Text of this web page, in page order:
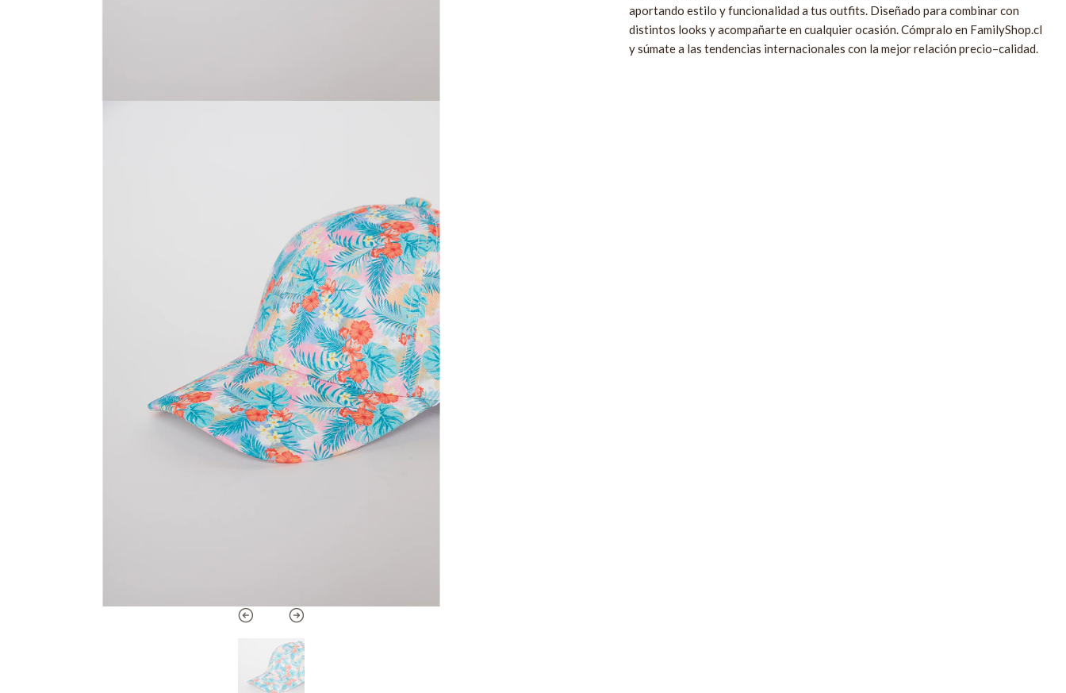
aportando estilo y funcionalidad a tus outfits. Diseñado para combinar con
distintos looks y acompañarte en cualquier ocasión. Cómpralo en FamilyShop.cl
y súmate a las tendencias internacionales con la mejor relación precio–calidad.